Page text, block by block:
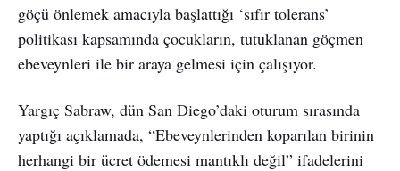
göçü önlemek amacıyla başlattığı ‘sıfır tolerans’
politikası kapsamında çocukların, tutuklanan göçmen
ebeveynleri ile bir araya gelmesi için çalışıyor.
Yargıç Sabraw, dün San Diego’daki oturum sırasında
yaptığı açıklamada, “Ebeveynlerinden koparılan birinin
herhangi bir ücret ödemesi mantıklı değil” ifadelerini